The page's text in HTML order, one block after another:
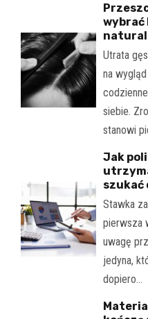
wybrać
Utrata
na
siebie.
stanowi
Jak
szukać
Stawka
pierwsza
uwagę
jedyna,
dopiero…